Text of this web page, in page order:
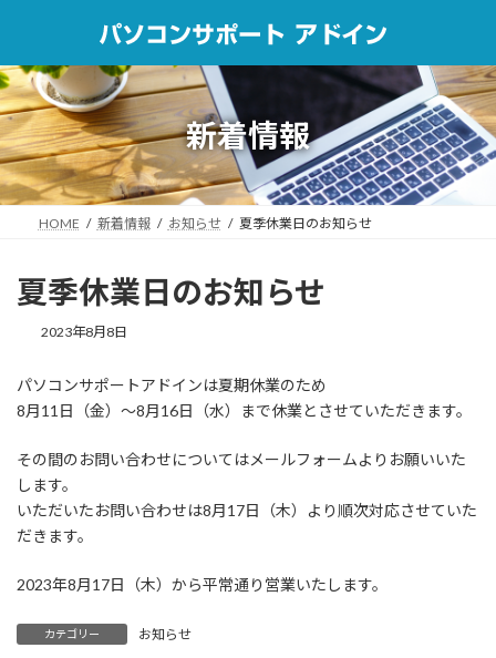
ン
ツ
へ
ス
キ
ッ
プ
ー
シ
ョ
ン
に
移
動
新着情報
HOME 新着情報 お知らせ 夏季休業日のお知らせ
夏季休業日のお知らせ
2023年8月8日
パソコンサポートアドインは夏期休業のため
8月11日（金）～8月16日（水）まで休業とさせていただきます。
その間のお問い合わせについてはメールフォームよりお願いいた
します。
いただいたお問い合わせは8月17日（木）より順次対応させていた
だきます。
2023年8月17日（木）から平常通り営業いたします。
カテゴリー お知らせ